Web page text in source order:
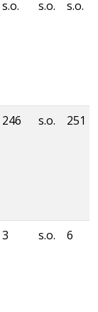
s.o. s.o. s.o.
246 s.o. 251
3 s.o. 6